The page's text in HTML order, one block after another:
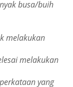
busa/buih
melakukan
melakukan
yang